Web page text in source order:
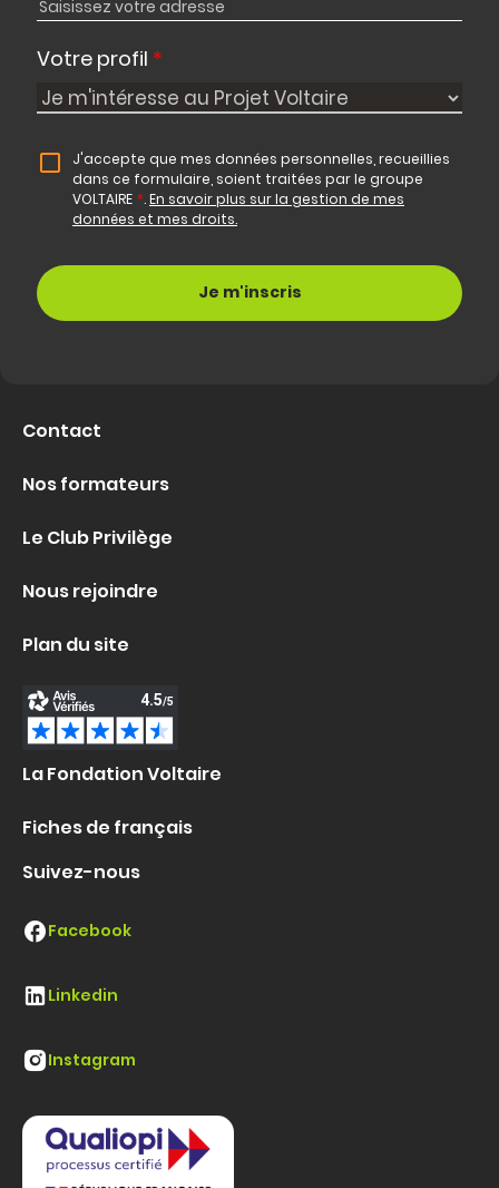
Votre profil *
J'accepte que mes données personnelles, recueillies
dans ce formulaire, soient traitées par le groupe
VOLTAIRE *.En savoir plus sur la gestion de mes
données et mes droits.
Contact
Nos formateurs
Le Club Privilège
Nous rejoindre
Plan du site
La Fondation Voltaire
Fiches de français
Suivez-nous
Facebook
Linkedin
Instagram